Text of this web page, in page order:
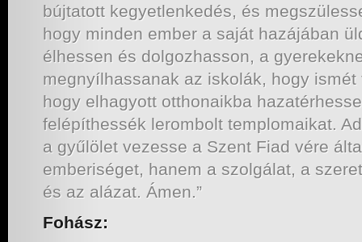
bújtatott kegyetlenkedés, és
hogy minden ember a saját hazájában
élhessen és dolgozhasson, a
megnyílhassanak az iskolák, hogy
hogy elhagyott otthonaikba
felépíthessék lerombolt templomaikat.
a gyűlölet vezesse a Szent Fiad vére
emberiséget, hanem a szolgálat, a
és az alázat. Ámen.”
Fohász: